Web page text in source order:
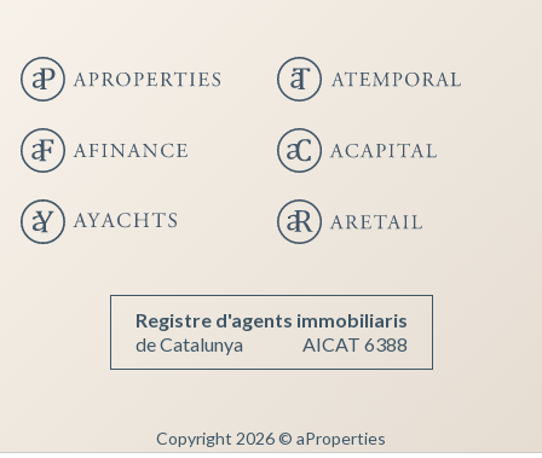
Registre d'agents immobiliaris
de Catalunya
AICAT 6388
Copyright 2026 © aProperties